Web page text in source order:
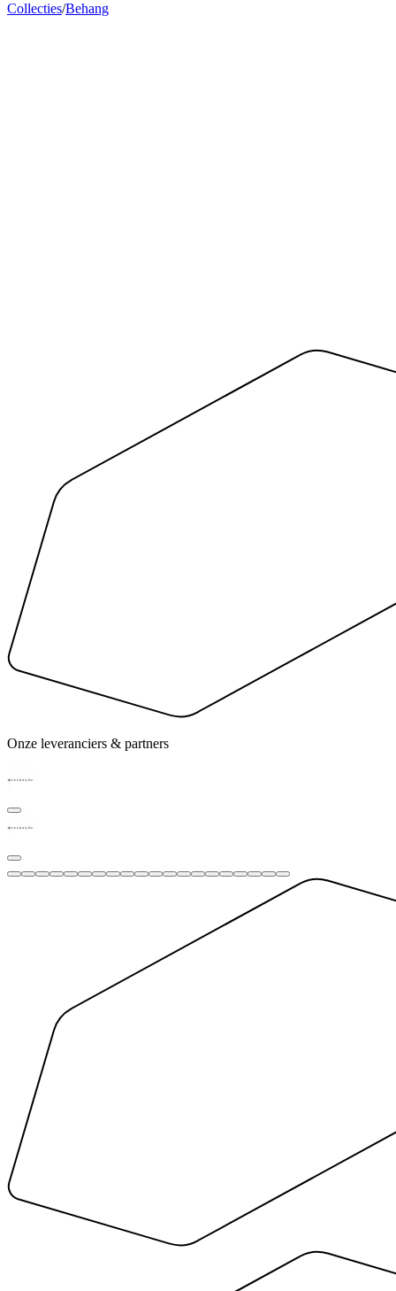
Collecties/Behang
Onze leveranciers & partners